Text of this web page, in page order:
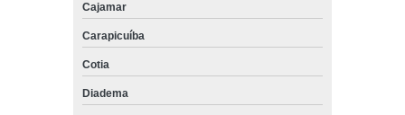
Cajamar
Carapicuíba
Cotia
Diadema